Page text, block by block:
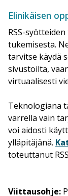
Elinikäisen
RSS-
tukemisesta.
tarvitse käydä
sivustoilta,
virtuaalisesti
Teknologiana
varrella vain
voi aidosti
ylläpitäjänä.
toteuttanut
Viittausohje: